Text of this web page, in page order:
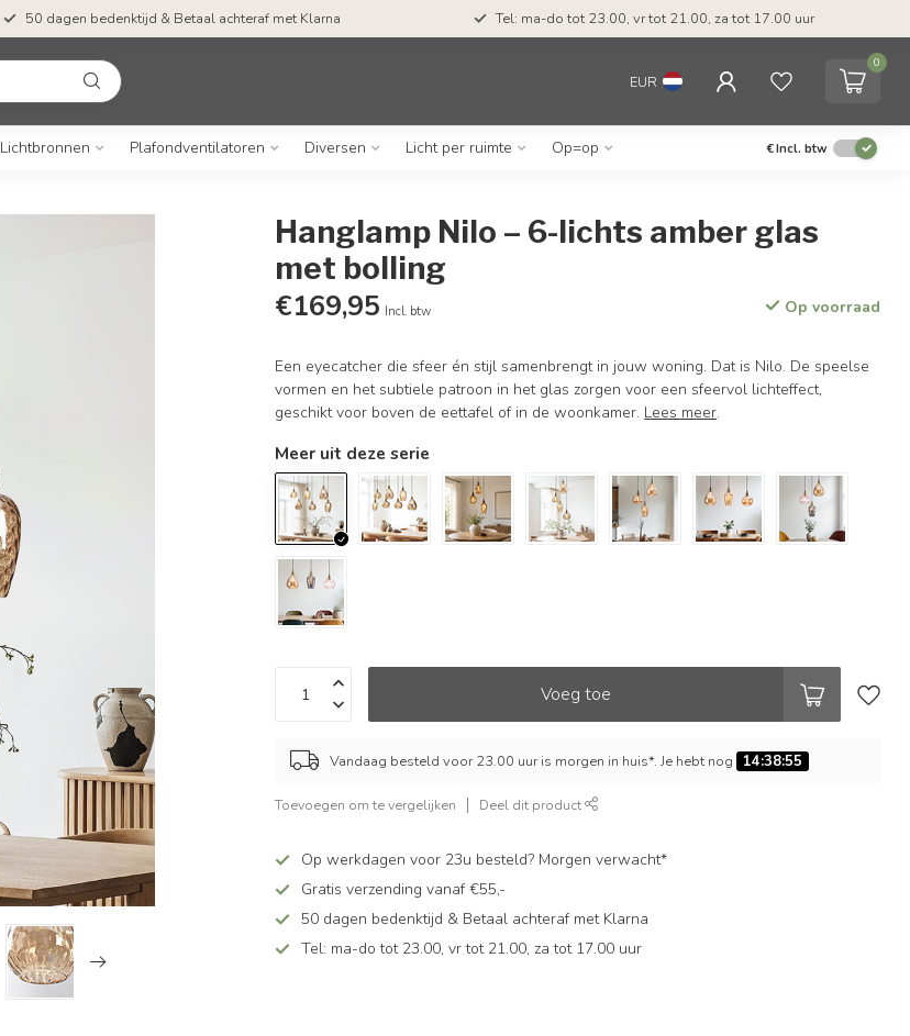
50 dagen bedenktijd & Betaal achteraf met Klarna Tel: ma-do tot 23.00, vr tot 21.00, za tot 17.00 uur
EUR
0
Lichtbronnen Plafondventilatoren Diversen Licht per ruimte Op=op €Incl. btw
Hanglamp Nilo – 6-lichts amber glas
met bolling
€169,95 Incl. btw Op voorraad
Een eyecatcher die sfeer én stijl samenbrengt in jouw woning. Dat is Nilo. De speelse
vormen en het subtiele patroon in het glas zorgen voor een sfeervol lichteffect,
geschikt voor boven de eettafel of in de woonkamer. Lees meer.
Meer uit deze serie
Voeg toe
Vandaag besteld voor 23.00 uur is morgen in huis*. Je hebt nog 14:38:54
Toevoegen om te vergelijken Deel dit product
Op werkdagen voor 23u besteld? Morgen verwacht*
Gratis verzending vanaf €55,-
50 dagen bedenktijd & Betaal achteraf met Klarna
Tel: ma-do tot 23.00, vr tot 21.00, za tot 17.00 uur